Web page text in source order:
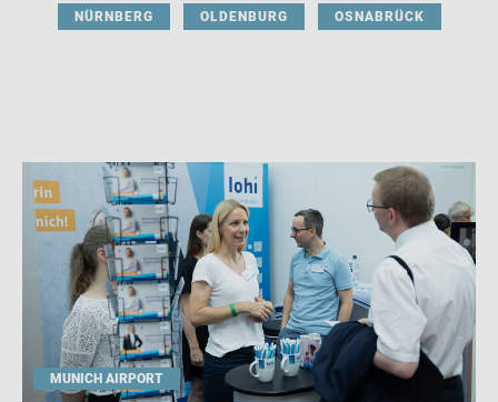
NÜRNBERG OLDENBURG OSNABRÜCK
MUNICH AIRPORT